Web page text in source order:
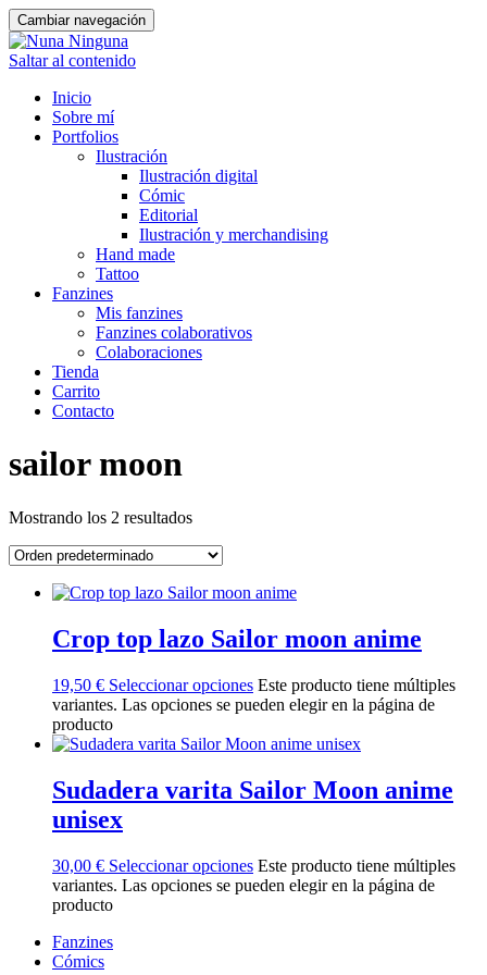
Cambiar navegación
Saltar al contenido
Inicio
Sobre mí
Portfolios
Ilustración
Ilustración digital
Cómic
Editorial
Ilustración y merchandising
Hand made
Tattoo
Fanzines
Mis fanzines
Fanzines colaborativos
Colaboraciones
Tienda
Carrito
Contacto
sailor moon
Mostrando los 2 resultados
Crop top lazo Sailor moon anime
19,50 € Seleccionar opciones Este producto tiene múltiples
variantes. Las opciones se pueden elegir en la página de
producto
Sudadera varita Sailor Moon anime
unisex
30,00 € Seleccionar opciones Este producto tiene múltiples
variantes. Las opciones se pueden elegir en la página de
producto
Fanzines
Cómics